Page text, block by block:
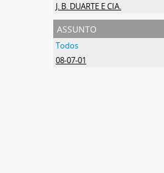
J. B. DUARTE E CIA.
assunto
Todos
08-07-01